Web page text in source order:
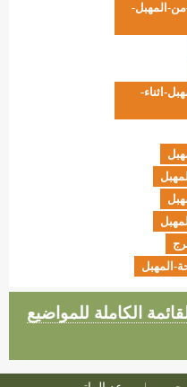
المهبل-
اثناء-
المهبل
الكاملة للمواضيع